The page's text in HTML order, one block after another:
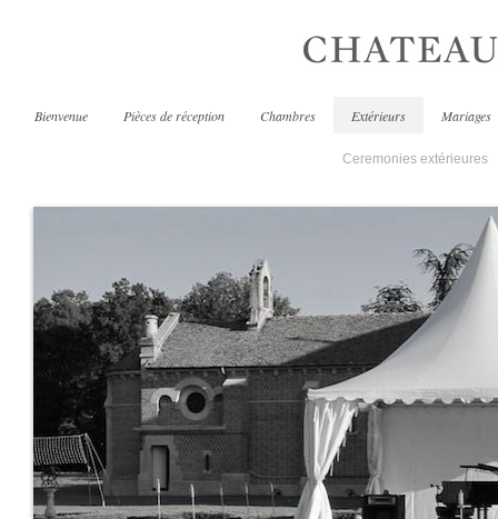
Bienvenue Pièces de réception Chambres Extérieurs Mariages
Ceremonies extérieures